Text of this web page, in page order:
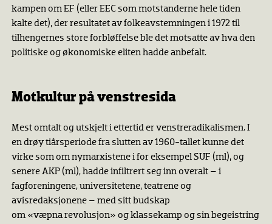
kampen om EF (eller EEC som motstanderne hele tiden
kalte det), der resultatet av folkeavstemningen i 1972 til
tilhengernes store forbløffelse ble det motsatte av hva den
politiske og økonomiske eliten hadde anbefalt.
Motkultur på venstresida
Mest omtalt og utskjelt i ettertid er venstreradikalismen. I
en drøy tiårsperiode fra slutten av 1960-tallet kunne det
virke som om nymarxistene i for eksempel SUF (ml), og
senere AKP (ml), hadde infiltrert seg inn overalt – i
fagforeningene, universitetene, teatrene og
avisredaksjonene – med sitt budskap
om «væpna revolusjon» og klassekamp og sin begeistring